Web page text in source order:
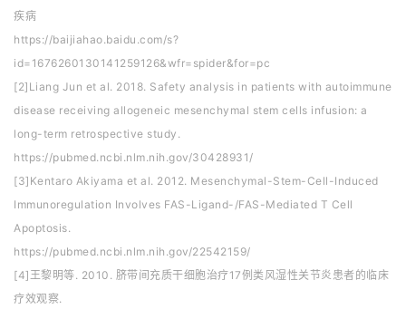
疾病
https://baijiahao.baidu.com/s?
id=1676260130141259126&wfr=spider&for=pc
[2]Liang Jun et al. 2018. Safety analysis in patients with autoimmune
disease receiving allogeneic mesenchymal stem cells infusion: a
long-term retrospective study.
https://pubmed.ncbi.nlm.nih.gov/30428931/
[3]Kentaro Akiyama et al. 2012. Mesenchymal-Stem-Cell-Induced
Immunoregulation Involves FAS-Ligand-/FAS-Mediated T Cell
Apoptosis.
https://pubmed.ncbi.nlm.nih.gov/22542159/
[4]王黎明等. 2010. 脐带间充质干细胞治疗17例类风湿性关节炎患者的临床
疗效观察.